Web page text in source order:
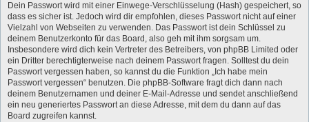
Dein Passwort wird mit einer Einwege-Verschlüsselung (Hash) gespeichert, so
dass es sicher ist. Jedoch wird dir empfohlen, dieses Passwort nicht auf einer
Vielzahl von Webseiten zu verwenden. Das Passwort ist dein Schlüssel zu
deinem Benutzerkonto für das Board, also geh mit ihm sorgsam um.
Insbesondere wird dich kein Vertreter des Betreibers, von phpBB Limited oder
ein Dritter berechtigterweise nach deinem Passwort fragen. Solltest du dein
Passwort vergessen haben, so kannst du die Funktion „Ich habe mein
Passwort vergessen“ benutzen. Die phpBB-Software fragt dich dann nach
deinem Benutzernamen und deiner E-Mail-Adresse und sendet anschließend
ein neu generiertes Passwort an diese Adresse, mit dem du dann auf das
Board zugreifen kannst.